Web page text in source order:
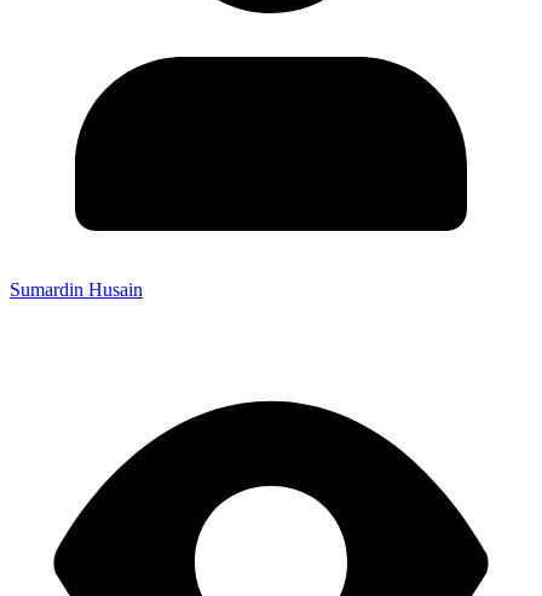
Sumardin Husain